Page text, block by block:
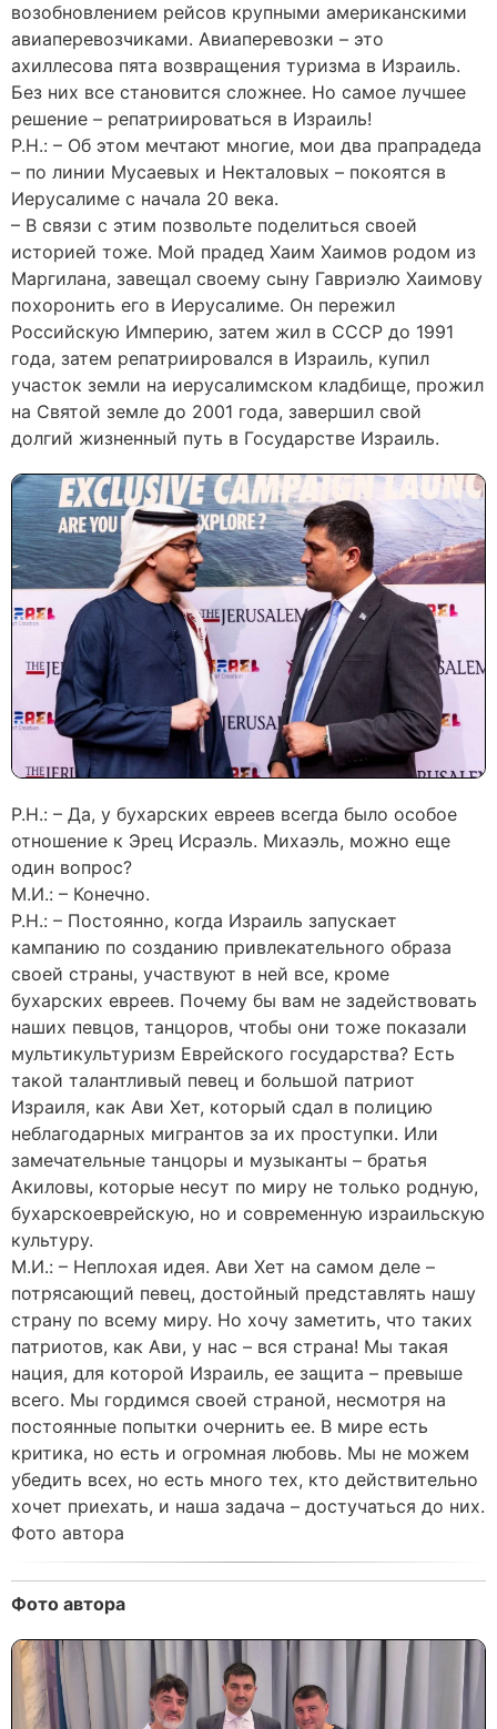
возобновлением рейсов крупными американскими
авиаперевозчиками. Авиаперевозки – это
ахиллесова пята возвращения туризма в Израиль.
Без них все становится сложнее. Но самое лучшее
решение – репатриироваться в Израиль!
Р.Н.: – Об этом мечтают многие, мои два прапрадеда
– по линии Мусаевых и Некталовых – покоятся в
Иерусалиме с начала 20 века.
– В связи с этим позвольте поделиться своей
историей тоже. Мой прадед Хаим Хаимов родом из
Маргилана, завещал своему сыну Гавриэлю Хаимову
похоронить его в Иерусалиме. Он пережил
Российскую Империю, затем жил в СССР до 1991
года, затем репатриировался в Израиль, купил
участок земли на иерусалимском кладбище, прожил
на Святой земле до 2001 года, завершил свой
долгий жизненный путь в Государстве Израиль.
Р.Н.: – Да, у бухарских евреев всегда было особое
отношение к Эрец Исраэль. Михаэль, можно еще
один вопрос?
М.И.: – Конечно.
Р.Н.: – Постоянно, когда Израиль запускает
кампанию по созданию привлекательного образа
своей страны, участвуют в ней все, кроме
бухарских евреев. Почему бы вам не задействовать
наших певцов, танцоров, чтобы они тоже показали
мультикультуризм Еврейского государства? Есть
такой талантливый певец и большой патриот
Израиля, как Ави Хет, который сдал в полицию
неблагодарных мигрантов за их проступки. Или
замечательные танцоры и музыканты – братья
Акиловы, которые несут по миру не только родную,
бухарскоеврейскую, но и современную израильскую
культуру.
М.И.: – Неплохая идея. Ави Хет на самом деле –
потрясающий певец, достойный представлять нашу
страну по всему миру. Но хочу заметить, что таких
патриотов, как Ави, у нас – вся страна! Мы такая
нация, для которой Израиль, ее защита – превыше
всего. Мы гордимся своей страной, несмотря на
постоянные попытки очернить ее. В мире есть
критика, но есть и огромная любовь. Мы не можем
убедить всех, но есть много тех, кто действительно
хочет приехать, и наша задача – достучаться до них.
Фото автора
Фото автора